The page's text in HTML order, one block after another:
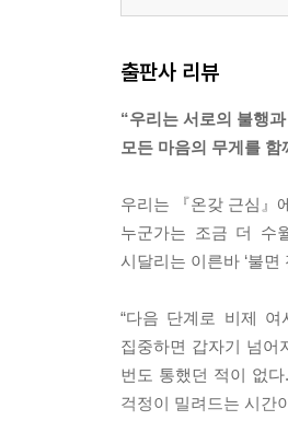
출판사 리뷰
“우리는 서로의 불행
모든 마음의 무게를 함
우리는 『온갖 근심』
누군가는 조금 더 수
시달리는 이른바 ‘불
“다음 단계로 비제
집중하면 갑자기 넘어
번도 통했던 적이 없
걱정이 밀려드는 시간